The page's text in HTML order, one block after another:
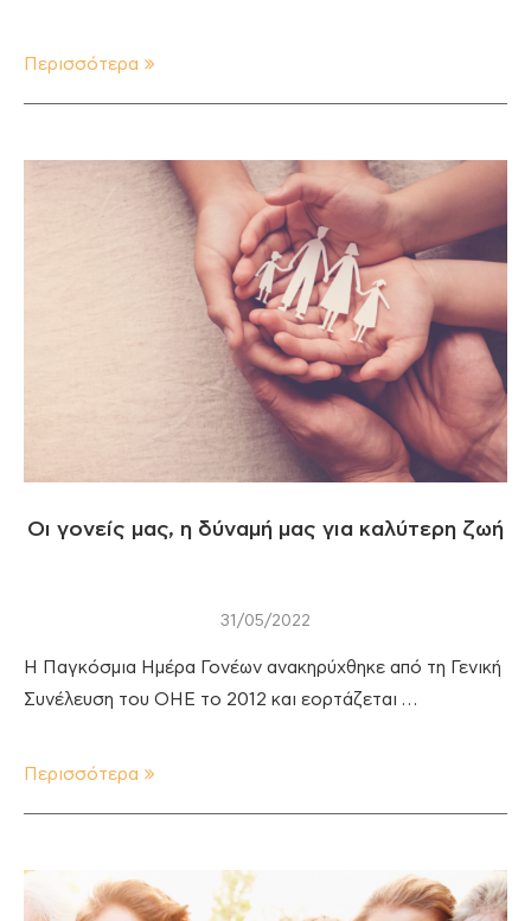
Περισσότερα
Οι γονείς μας, η δύναμή μας για καλύτερη ζωή
31/05/2022
Η Παγκόσμια Ημέρα Γονέων ανακηρύχθηκε από τη Γενική
Συνέλευση του ΟΗΕ το 2012 και εορτάζεται …
Περισσότερα